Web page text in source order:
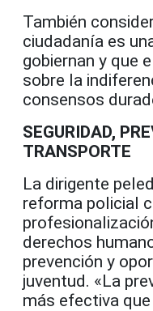
También
ciudadanía es
gobiernan y que
sobre la
consensos
SEGURIDAD,
TRANSPORTE
La dirigente
reforma policial
derechos
prevención y
juventud. «La
más efectiva